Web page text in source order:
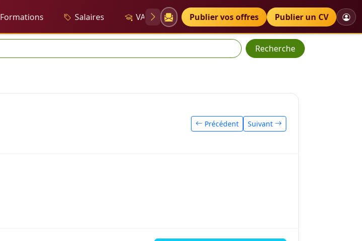
Formations Salaires VAE Diplômes Petites annonces
Publier vos offres Publier un CV
Recherche
Précédent Suivant